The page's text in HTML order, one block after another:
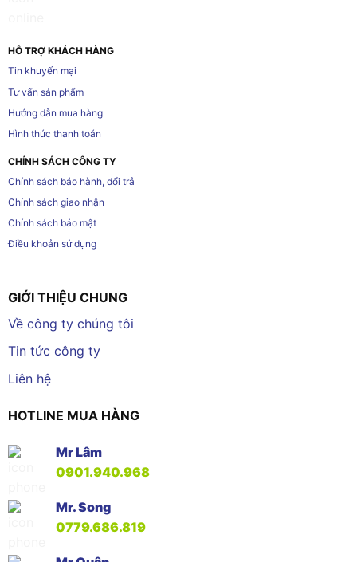
HỖ TRỢ KHÁCH HÀNG
Tin khuyến mại
Tư vấn sản phẩm
Hướng dẫn mua hàng
Hình thức thanh toán
CHÍNH SÁCH CÔNG TY
Chính sách bảo hành, đổi trả
Chính sách giao nhận
Chính sách bảo mật
Điều khoản sử dụng
GIỚI THIỆU CHUNG
Về công ty chúng tôi
Tin tức công ty
Liên hệ
HOTLINE MUA HÀNG
Mr Lâm
0901.940.968
Mr. Song
0779.686.819